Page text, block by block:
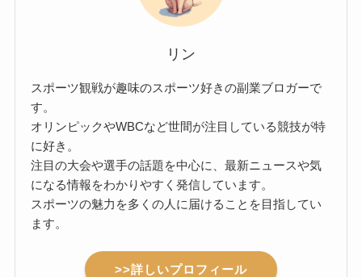
リン
スポーツ観戦が趣味のスポーツ好きの副業ブロガーで
す。
オリンピックやWBCなど世間が注目している競技が特
に好き。
注目の大会や選手の話題を中心に、最新ニュースや気
になる情報をわかりやすく発信しています。
スポーツの魅力を多くの人に届けることを目指してい
ます。
>>詳しいプロフィール